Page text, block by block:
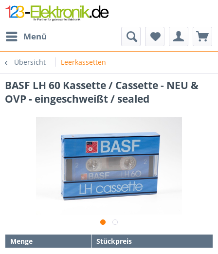
Menü
Übersicht Leerkassetten
BASF LH 60 Kassette / Cassette - NEU &
OVP - eingeschweißt / sealed
Menge
Stückpreis